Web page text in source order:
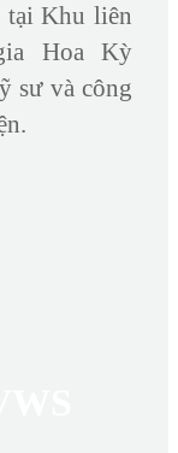
tại Khu liên
Hoa Kỳ
sư và công